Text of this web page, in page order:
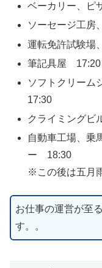
ベーカリー、
ソーセージ工
運転免許試験場
筆記具屋 17:20
ソフトクリーム
17:30
クライミング
自動車工場、乗
ー 18:30
※この後は五月
お仕事の運営が至
す。。